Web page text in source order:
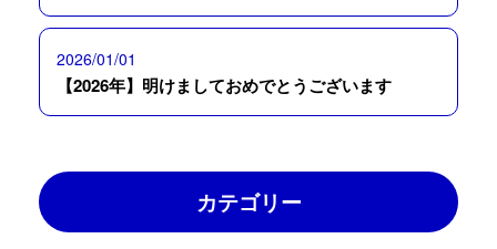
2026/01/01
【2026年】明けましておめでとうございます
カテゴリー